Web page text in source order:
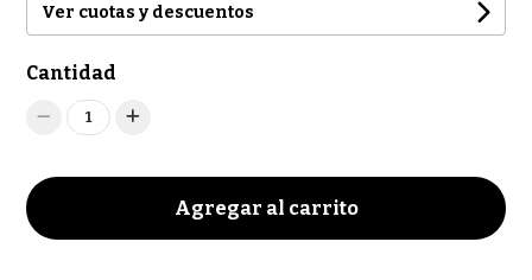
Ver cuotas y descuentos
Cantidad
1
Agregar al carrito